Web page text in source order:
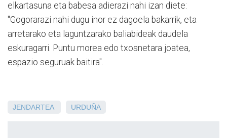
elkartasuna eta babesa adierazi nahi izan diete:
"Gogorarazi nahi dugu inor ez dagoela bakarrik, eta
arretarako eta laguntzarako baliabideak daudela
eskuragarri. Puntu morea edo txosnetara joatea,
espazio seguruak baitira".
JENDARTEA URDUÑA